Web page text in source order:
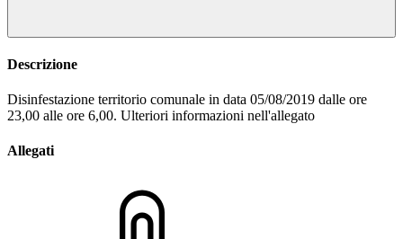
Descrizione
Disinfestazione territorio comunale in data 05/08/2019 dalle ore
23,00 alle ore 6,00. Ulteriori informazioni nell'allegato
Allegati